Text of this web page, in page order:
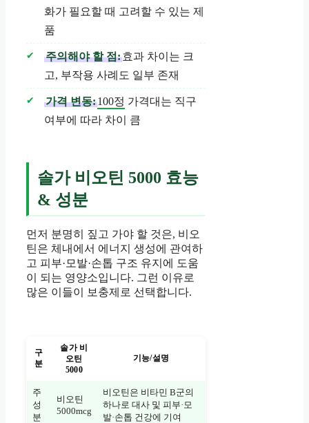
화가 필요할 때 고려할 수 있는 제
품
주의해야 할 점: 효과 차이는 크
고, 부작용 사례도 일부 존재
가격 변동:100정 가격대는 직구
여부에 따라 차이 큼
솔가 비오틴 5000 효능
& 성분
먼저 분명히 짚고 가야 할 것은, 비오
틴은 체내에서 에너지 생성에 관여하
고 피부·모발·손톱 구조 유지에 도움
이 되는 영양소입니다. 그런 이유로
많은 이들이 보충제로 선택합니다.
구
분
솔가 비
오틴
5000
기능/설명
주
성
분
비오틴
5000mcg
비오틴은 비타민 B군의
하나로 대사 및 피부·모
발·손톱 건강에 기여